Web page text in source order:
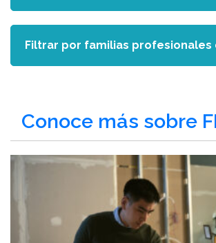
Conoce más sobre
Filtrar por familias profesionales